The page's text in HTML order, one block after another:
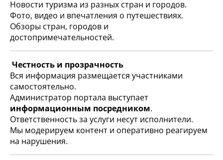
Новости туризма из разных стран и городов.
Фото, видео и впечатления о путешествиях.
Обзоры стран, городов и
достопримечательностей.
Честность и прозрачность
Вся информация размещается участниками
самостоятельно.
Администратор портала выступает
информационным посредником.
Ответственность за услуги несут исполнители.
Мы модерируем контент и оперативно реагируем
на нарушения.